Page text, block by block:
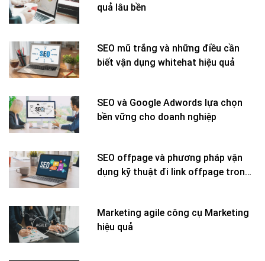
quả lâu bền
SEO mũ trắng và những điều cần
biết vận dụng whitehat hiệu quả
SEO và Google Adwords lựa chọn
bền vững cho doanh nghiệp
SEO offpage và phương pháp vận
dụng kỹ thuật đi link offpage trong
Marketing agile công cụ Marketing
hiệu quả